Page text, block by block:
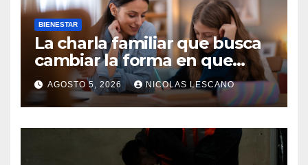
BIENESTAR
La charla familiar que busca
cambiar la forma en que
educamos a nuestros hijos
sobre el dinero
AGOSTO 5, 2026 NICOLAS LESCANO